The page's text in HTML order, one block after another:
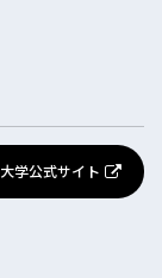
学公式サイト